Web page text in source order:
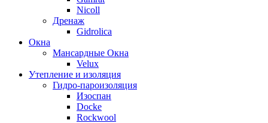
Nicoll
Дренаж
Gidrolica
Окна
Мансардные Окна
Velux
Утепление и изоляция
Гидро-пароизоляция
Изоспан
Docke
Rockwool